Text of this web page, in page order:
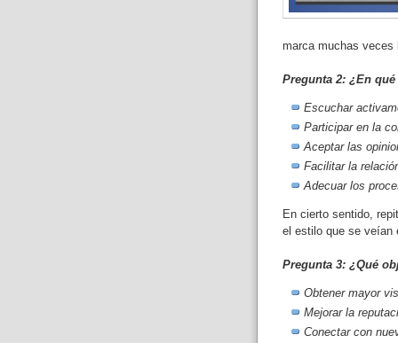
marca muchas veces
Pregunta 2: ¿En
Escuchar
Participar en la
Aceptar las
Facilitar la
Adecuar los
En cierto sentido,
el estilo que se veían
Pregunta 3: ¿Qué
Obtener mayor
Mejorar la
Conectar con